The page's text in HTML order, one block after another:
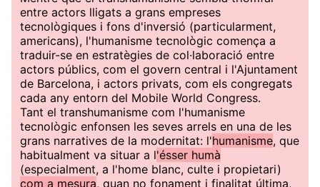
entre actors lligats a grans empreses
tecnològiques i fons d'inversió (particularment,
americans), l'humanisme tecnològic comença a
traduir-se en estratègies de col·laboració entre
actors públics, com el govern central i l'Ajuntament
de Barcelona, i actors privats, com els congregats
cada any entorn del Mobile World Congress.
Tant el transhumanisme com l'humanisme
tecnològic enfonsen les seves arrels en una de les
grans narratives de la modernitat: l'humanisme, que
habitualment va situar a l'ésser humà
(especialment, a l'home blanc, culte i propietari)
com a mesura, quan no fonament i finalitat última,